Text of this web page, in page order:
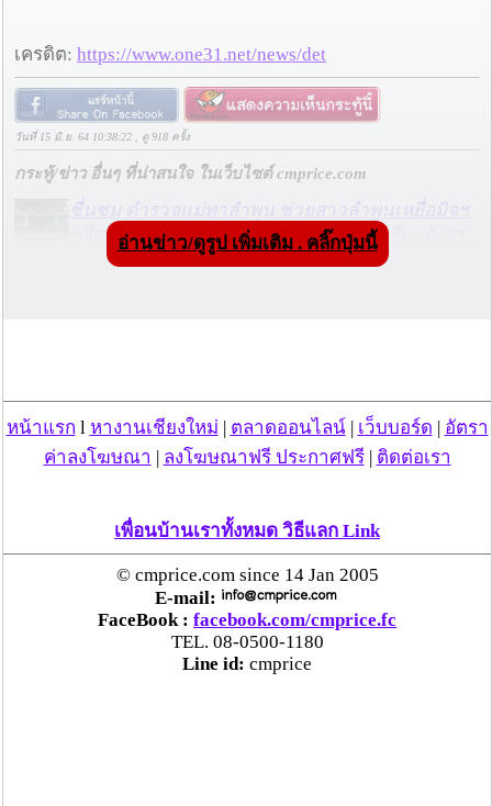
เครดิต: https://www.one31.net/news/det
วันที่ 15 มิ.ย. 64 10:38:22 , ดู 918 ครั้ง
กระทู้/ข่าว อื่นๆ ที่น่าสนใจ ในเว็บไซต์ cmprice.com
ชื่นชม ตำรวจแม่ทาลำพูน ช่วยสาวลำพูนเหยื่อมิจฯ
หวิดสูญเงินเกือบสองแสน โชคดีรู้ตัวเร็ว! รีบแจ้งตร.
ประสาน สตช.สายด่วน 1441 อายัดบัญชี-ตามเงินได้
แม่สะเรียง ลุยตรวจ “สกุชชี่“ ของเล่นอันตราย พบไร้
“ลาว” ส่ง “24 คนไทย” กลับประเทศผ่านด่าน
เชียงของ เพื่อดำเนินการตามกฎหมาย พบส่วนใหญ่มี
เอี่ยวแก๊งคอลเซ็นเตอร์
“ตรีนุช” เปิดตัวระบบ “e-WorkPermit” ลงทะเบียน
อ่านข่าว/ดูรูป เพิ่มเติม . คลิ๊กปุ่มนี้
หน้าแรก l หางานเชียงใหม่ | ตลาดออนไลน์| เว็บบอร์ด | อัตรา
ค่าลงโฆษณา | ลงโฆษณาฟรี ประกาศฟรี| ติดต่อเรา
เพื่อนบ้านเราทั้งหมด วิธีแลก Link
© cmprice.com since 14 Jan 2005
E-mail:
FaceBook : facebook.com/cmprice.fc
TEL. 08-0500-1180
Line id: cmprice